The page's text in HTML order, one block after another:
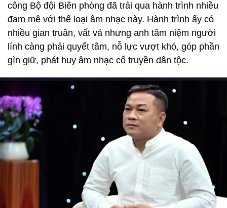
công Bộ đội Biên phòng đã trải qua hành trình nhiều
đam mê với thể loại âm nhạc này. Hành trình ấy có
nhiều gian truân, vất vả nhưng anh tâm niệm người
lính càng phải quyết tâm, nỗ lực vượt khó, góp phần
gìn giữ, phát huy âm nhạc cổ truyền dân tộc.